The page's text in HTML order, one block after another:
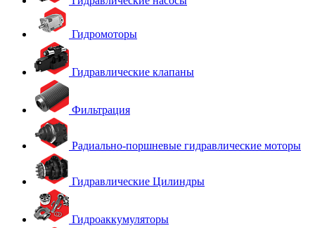
Гидромоторы
Гидравлические клапаны
Фильтрация
Радиально-поршневые гидравлические моторы
Гидравлические Цилиндры
Гидроаккумуляторы